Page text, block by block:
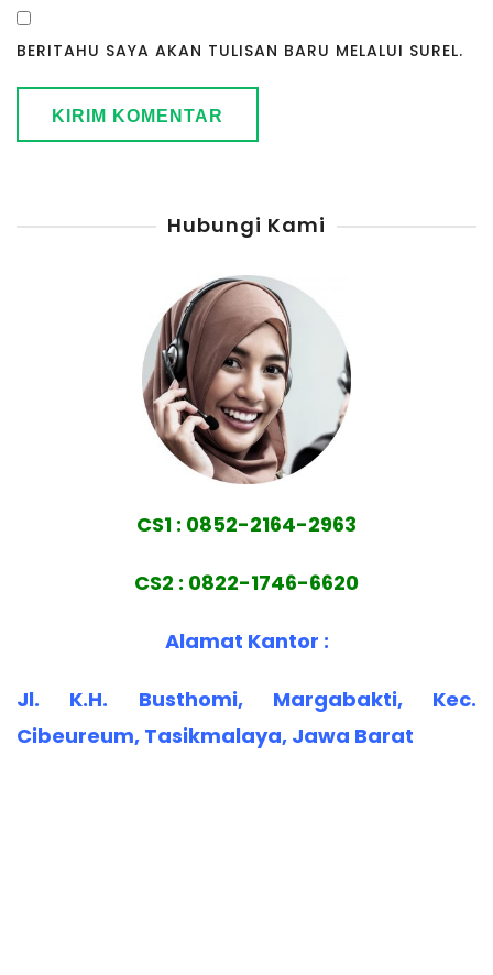
BERITAHU SAYA AKAN TULISAN BARU MELALUI SUREL.
Hubungi Kami
CS1 : 0852-2164-2963
CS2 : 0822-1746-6620
Alamat Kantor :
Jl. K.H. Busthomi, Margabakti, Kec.
Cibeureum, Tasikmalaya, Jawa Barat